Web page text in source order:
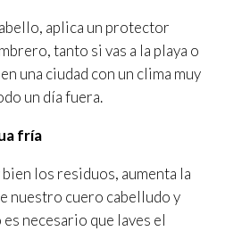
aplica un protector
tanto si vas a la playa o
una ciudad con un clima muy
un día fuera.
fría
los residuos, aumenta la
nuestro cuero cabelludo y
necesario que laves el